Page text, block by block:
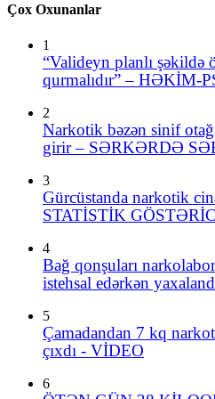
Çox Oxunanlar
1
“Valideyn planlı şəkildə
qurmalıdır” – HƏKİM-
2
Narkotik bəzən sinif
girir – SƏRKƏRDƏ
3
Gürcüstanda narkotik
STATİSTİK
4
Bağ qonşuları
istehsal edərkən
5
Çamadandan 7 kq
çıxdı - VİDEO
6